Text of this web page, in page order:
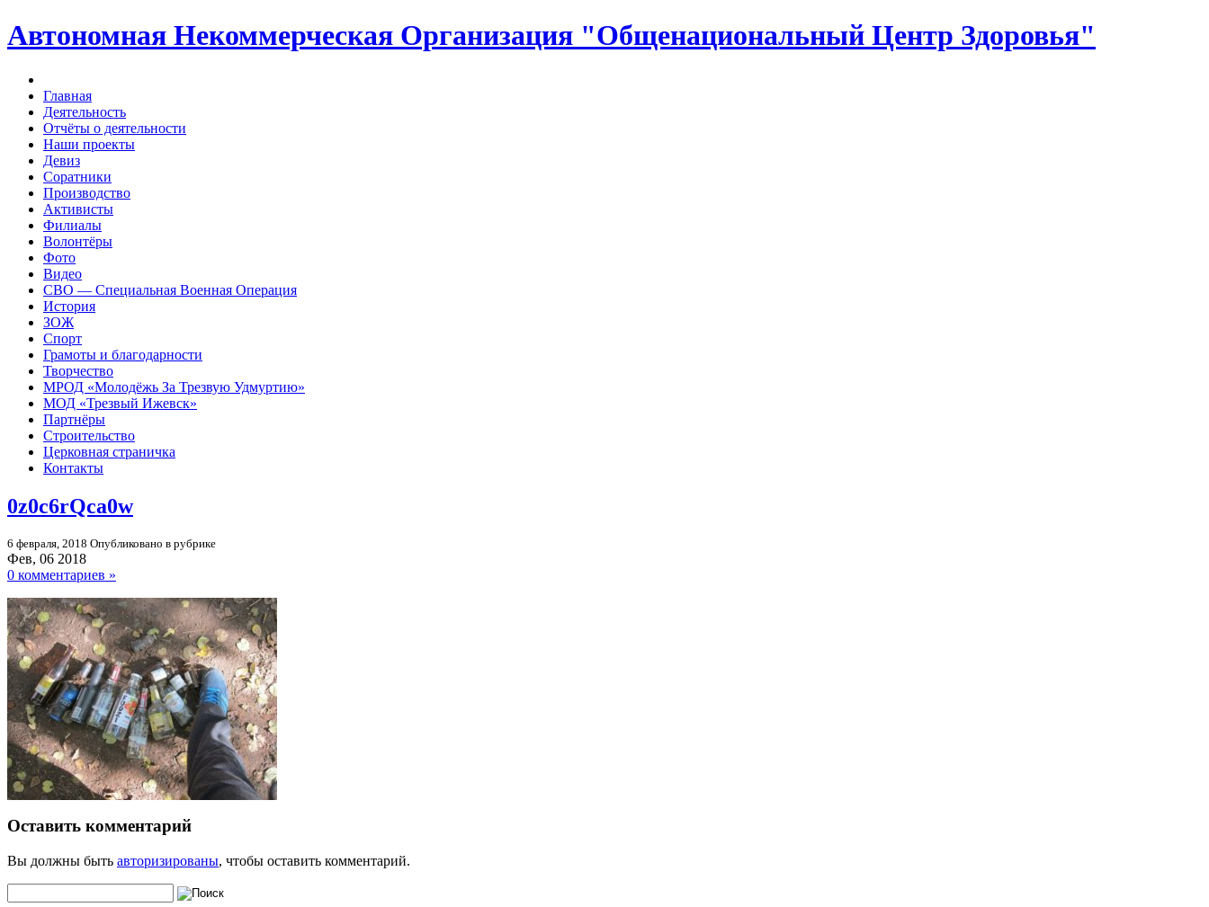
Автономная Некоммерческая Организация "Общенациональный Центр Здоровья"
Главная
Деятельность
Отчёты о деятельности
Наши проекты
Девиз
Соратники
Производство
Активисты
Филиалы
Волонтёры
Фото
Видео
СВО — Специальная Военная Операция
История
ЗОЖ
Спорт
Грамоты и благодарности
Творчество
МРОД «Молодёжь За Трезвую Удмуртию»
МОД «Трезвый Ижевск»
Партнёры
Строительство
Церковная страничка
Контакты
0z0c6rQca0w
6 февраля, 2018 Опубликовано в рубрике
Фев, 06 2018
0 комментариев »
Оставить комментарий
Вы должны быть авторизированы, чтобы оставить комментарий.